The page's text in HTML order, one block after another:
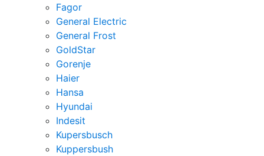
Fagor
General Electric
General Frost
GoldStar
Gorenje
Haier
Hansa
Hyundai
Indesit
Kupersbusch
Kuppersbush